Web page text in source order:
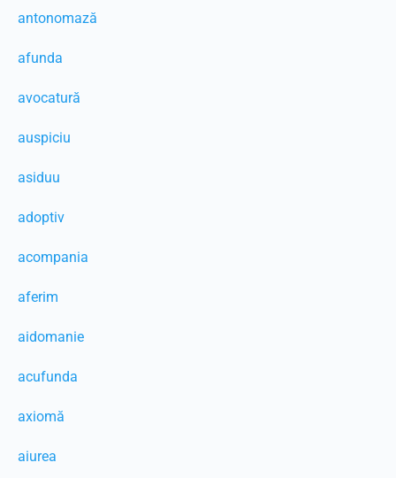
antonomază
afunda
avocatură
auspiciu
asiduu
adoptiv
acompania
aferim
aidomanie
acufunda
axiomă
aiurea